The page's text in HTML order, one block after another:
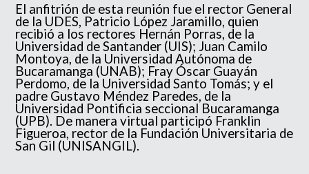
El anfitrión de esta reunión fue el rector General
de la UDES, Patricio López Jaramillo, quien
recibió a los rectores Hernán Porras, de la
Universidad de Santander (UIS); Juan Camilo
Montoya, de la Universidad Autónoma de
Bucaramanga (UNAB); Fray Óscar Guayán
Perdomo, de la Universidad Santo Tomás; y el
padre Gustavo Méndez Paredes, de la
Universidad Pontificia seccional Bucaramanga
(UPB). De manera virtual participó Franklin
Figueroa, rector de la Fundación Universitaria de
San Gil (UNISANGIL).